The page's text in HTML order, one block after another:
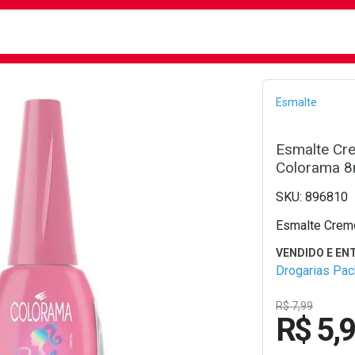
Esmalte
Esmalte
Colorama
896810
Esmalte
Drogarias
R$ 7,99
R$